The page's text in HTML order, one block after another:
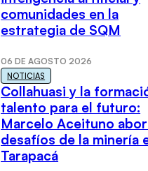
comunidades en la
estrategia de SQM
06 DE AGOSTO 2026
NOTICIAS
Collahuasi y la
talento para el futuro:
Marcelo Aceituno
desafíos de la minería
Tarapacá